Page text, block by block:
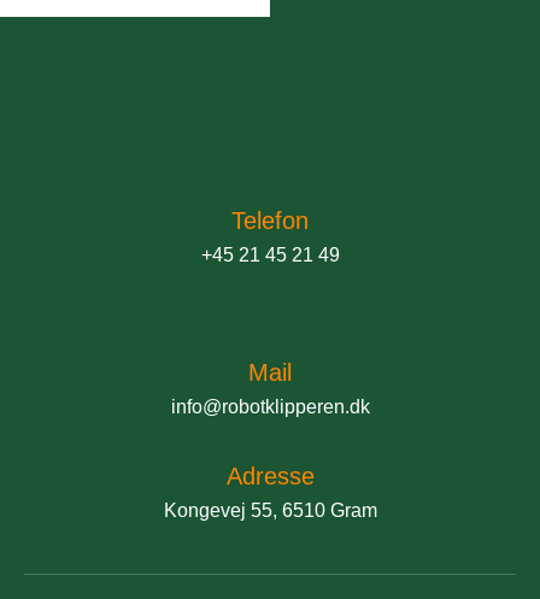
Telefon
+45 21 45 21 49
Mail
info@robotklipperen.dk
Adresse
Kongevej 55, 6510 Gram